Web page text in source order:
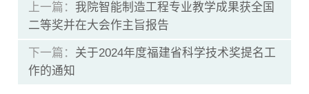
上一篇：我院智能制造工程专业教学成果获全国
二等奖并在大会作主旨报告
下一篇： 关于2024年度福建省科学技术奖提名工
作的通知